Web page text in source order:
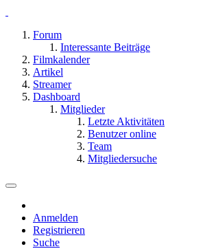
Forum
Interessante Beiträge
Filmkalender
Artikel
Streamer
Dashboard
Mitglieder
Letzte Aktivitäten
Benutzer online
Team
Mitgliedersuche
Anmelden
Registrieren
Suche